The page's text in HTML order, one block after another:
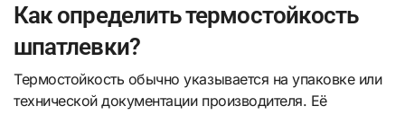
Как определить термостойкость
шпатлевки?
Термостойкость обычно указывается на упаковке или
технической документации производителя. Её